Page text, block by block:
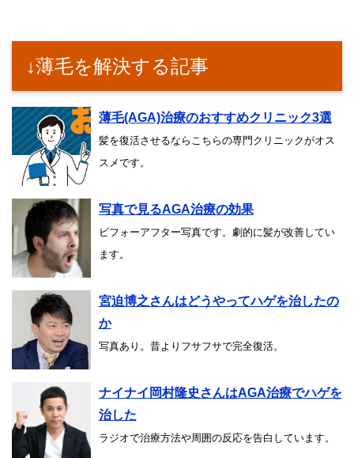
↓薄毛を解決する記事
薄毛(AGA)治療のおすすめクリニック3選
髪を復活させるならこちらの専門クリニックがオス
スメです。
写真で見るAGA治療の効果
ビフォーアフター写真です。劇的に髪が改善してい
ます。
宮迫博之さんはどうやってハゲを治したの
か
写真あり。昔よりフサフサで完全復活。
ナイナイ岡村隆史さんはAGA治療でハゲを
治した
ラジオで治療方法や周囲の反応を告白しています。